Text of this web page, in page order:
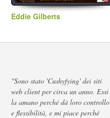
Eddie Gilberts
"Sono stato 'Cushyfying' dei siti
web client per circa un anno. Essi
la amano perché dà loro controllo
e flessibilità, e mi piace perché